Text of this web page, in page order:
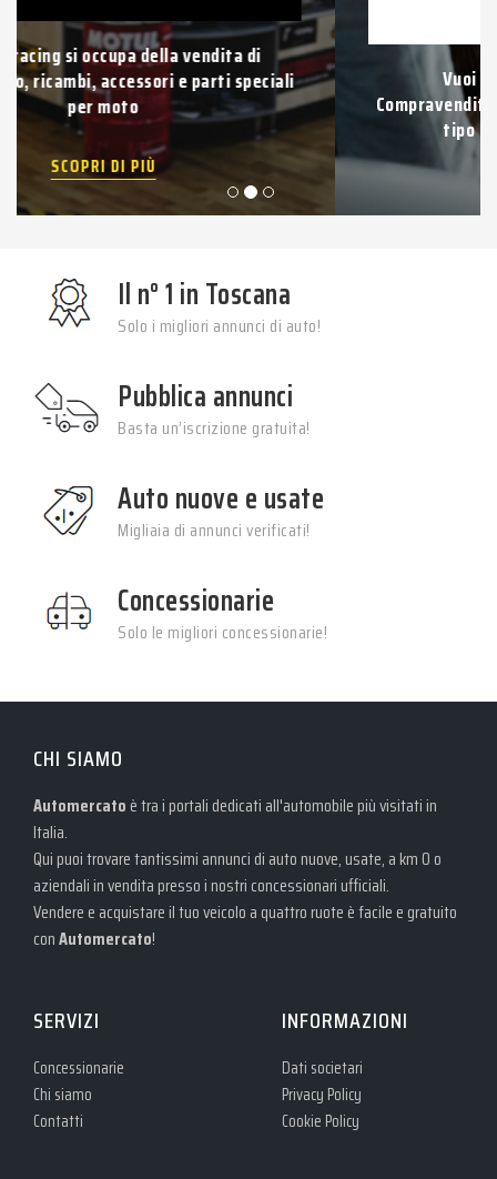
Vuoi vendere la tua auto usata?
Compravendita di auto e veicoli usati di qualsiasi
tipo con pagamento immediato.
SCOPRI DI PIÙ
Il n° 1 in Toscana
Solo i migliori annunci di auto!
Pubblica annunci
Basta un’iscrizione gratuita!
Auto nuove e usate
Migliaia di annunci verificati!
Concessionarie
Solo le migliori concessionarie!
CHI SIAMO
Automercato è tra i portali dedicati all'automobile più visitati in
Italia.
Qui puoi trovare tantissimi annunci di auto nuove, usate, a km 0 o
aziendali in vendita presso i nostri concessionari ufficiali.
Vendere e acquistare il tuo veicolo a quattro ruote è facile e gratuito
conAutomercato!
SERVIZI
Concessionarie
Chi siamo
Contatti
INFORMAZIONI
Dati societari
Privacy Policy
Cookie Policy